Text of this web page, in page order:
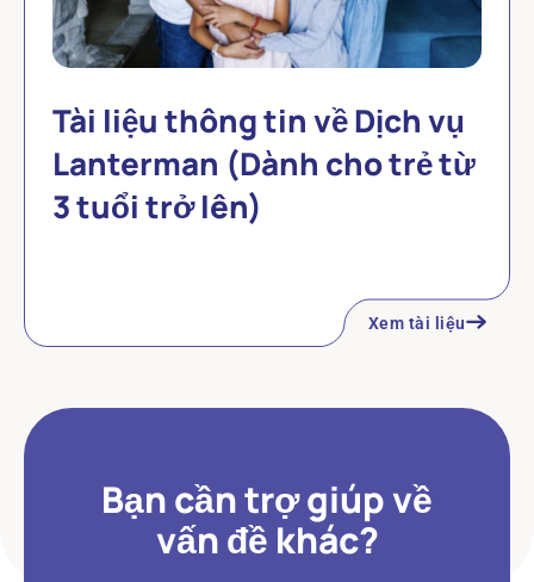
Tài liệu thông tin về Dịch vụ
Lanterman (Dành cho trẻ từ
3 tuổi trở lên)
Xem tài liệu
Bạn cần trợ giúp về
vấn đề khác?